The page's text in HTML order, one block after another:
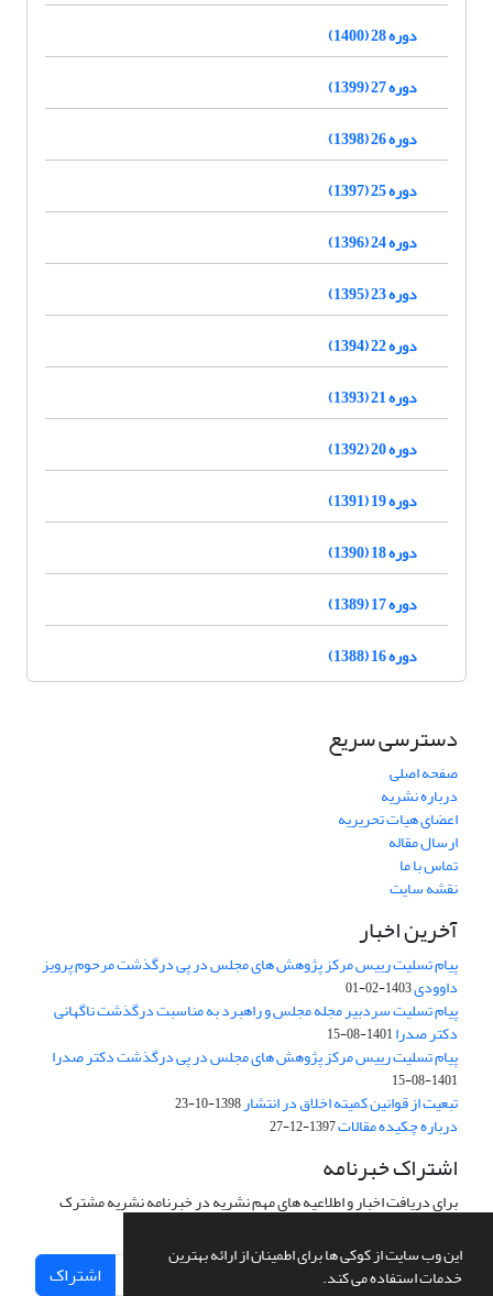
این وب سایت از کوکی ها برای اطمینان از ارائه بهترین
خدمات استفاده می کند.
دوره 28 (1400)
دوره 27 (1399)
دوره 26 (1398)
دوره 25 (1397)
دوره 24 (1396)
دوره 23 (1395)
دوره 22 (1394)
دوره 21 (1393)
دوره 20 (1392)
دوره 19 (1391)
دوره 18 (1390)
دوره 17 (1389)
دوره 16 (1388)
دسترسی سریع
صفحه اصلی
درباره نشریه
اعضای هیات تحریریه
ارسال مقاله
تماس با ما
نقشه سایت
آخرین اخبار
پیام تسلیت رییس مرکز پژوهش های مجلس در پی درگذشت مرحوم پرویز
داوودی1403-02-01
پیام تسلیت سردبیر مجله مجلس و راهبرد به مناسبت درگذشت ناگهانی
دکتر صدرا1401-08-15
پیام تسلیت رییس مرکز پژوهش های مجلس در پی درگذشت دکتر صدرا
1401-08-15
تبعیت از قوانین کمیته اخلاق در انتشار1398-10-23
درباره چکیده مقالات1397-12-27
اشتراک خبرنامه
برای دریافت اخبار و اطلاعیه های مهم نشریه در خبرنامه نشریه مشترک
اشتراک